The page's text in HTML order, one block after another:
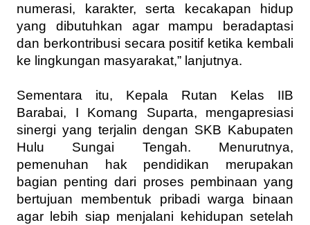
numerasi, karakter, serta kecakapan hidup
yang dibutuhkan agar mampu beradaptasi
dan berkontribusi secara positif ketika kembali
ke lingkungan masyarakat,” lanjutnya.
Sementara itu, Kepala Rutan Kelas IIB
Barabai, I Komang Suparta, mengapresiasi
sinergi yang terjalin dengan SKB Kabupaten
Hulu Sungai Tengah. Menurutnya,
pemenuhan hak pendidikan merupakan
bagian penting dari proses pembinaan yang
bertujuan membentuk pribadi warga binaan
agar lebih siap menjalani kehidupan setelah